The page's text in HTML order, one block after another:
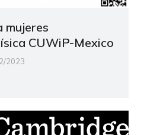
mujeres
CUWiP-Mexico
2023